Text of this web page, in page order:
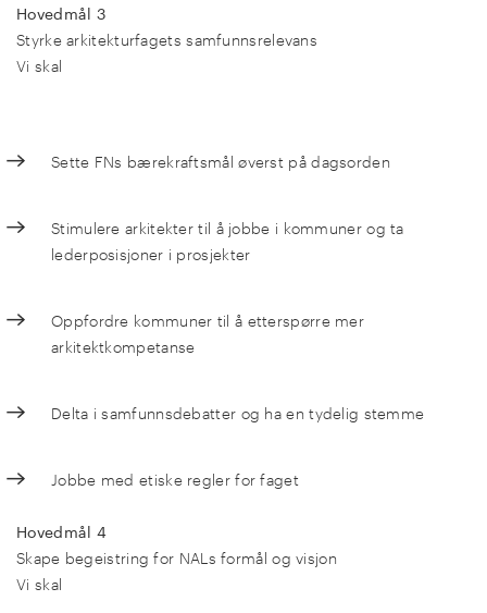
Hovedmål 3
Styrke arkitekturfagets samfunnsrelevans
Vi skal
Sette FNs bærekraftsmål øverst på dagsorden
Stimulere arkitekter til å jobbe i kommuner og ta
lederposisjoner i prosjekter
Oppfordre kommuner til å etterspørre mer
arkitektkompetanse
Delta i samfunnsdebatter og ha en tydelig stemme
Jobbe med etiske regler for faget
Hovedmål 4
Skape begeistring for NALs formål og visjon
Vi skal